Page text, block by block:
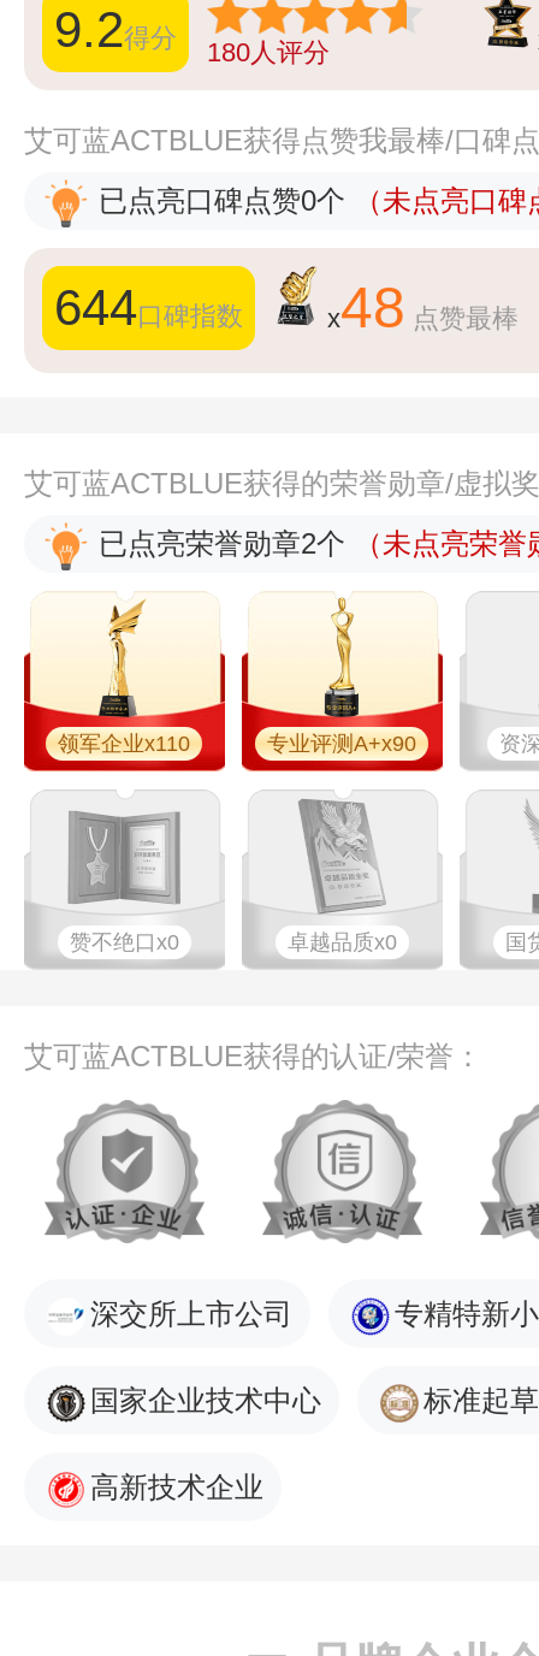
9.2得分 180人评分
艾可蓝ACTBLUE获得点赞我最棒/口碑
已点亮口碑点赞0个
（未点亮口
644口碑指数 x48 点赞最棒
艾可蓝ACTBLUE获得的荣誉勋章/虚拟
已点亮荣誉勋章2个
（未点亮荣
领军企业x110 专业评测A+x90 资
赞不绝口x0 卓越品质x0 国
艾可蓝ACTBLUE获得的认证/荣誉：
深交所上市公司 专精特新
国家企业技术中心 标准起
高新技术企业